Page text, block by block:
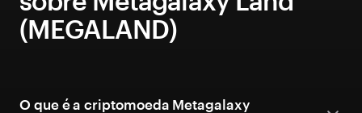
(MEGALAND)
O que é a criptomoeda Metagalaxy